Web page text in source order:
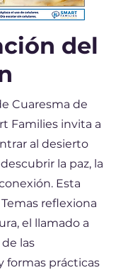
del
Cuaresma de
Families invita a
al desierto
la paz, la
Esta
reflexiona
el llamado a
las
formas prácticas